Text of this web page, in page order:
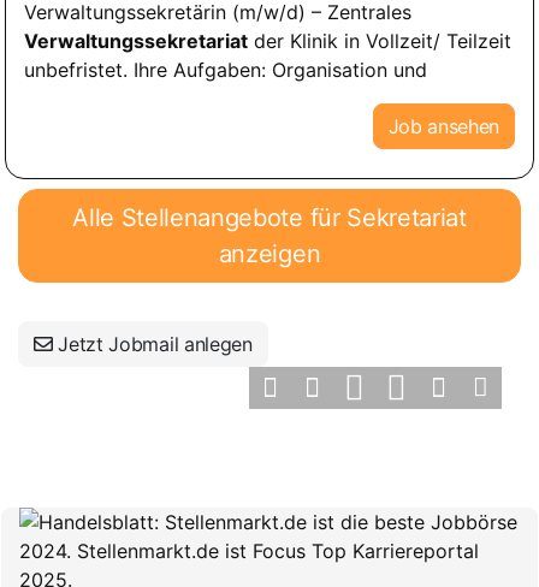
Verwaltungssekretärin (m/w/d) – Zentrales
Verwaltungssekretariat der Klinik in Vollzeit/ Teilzeit
unbefristet. Ihre Aufgaben: Organisation und
Job ansehen
Alle Stellenangebote für Sekretariat
anzeigen
Jetzt Jobmail anlegen